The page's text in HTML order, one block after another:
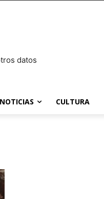
datos
NOTICIAS CULTURA